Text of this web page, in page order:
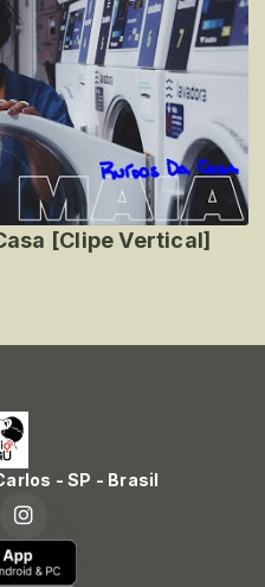
[Clipe Vertical]
- SP - Brasil